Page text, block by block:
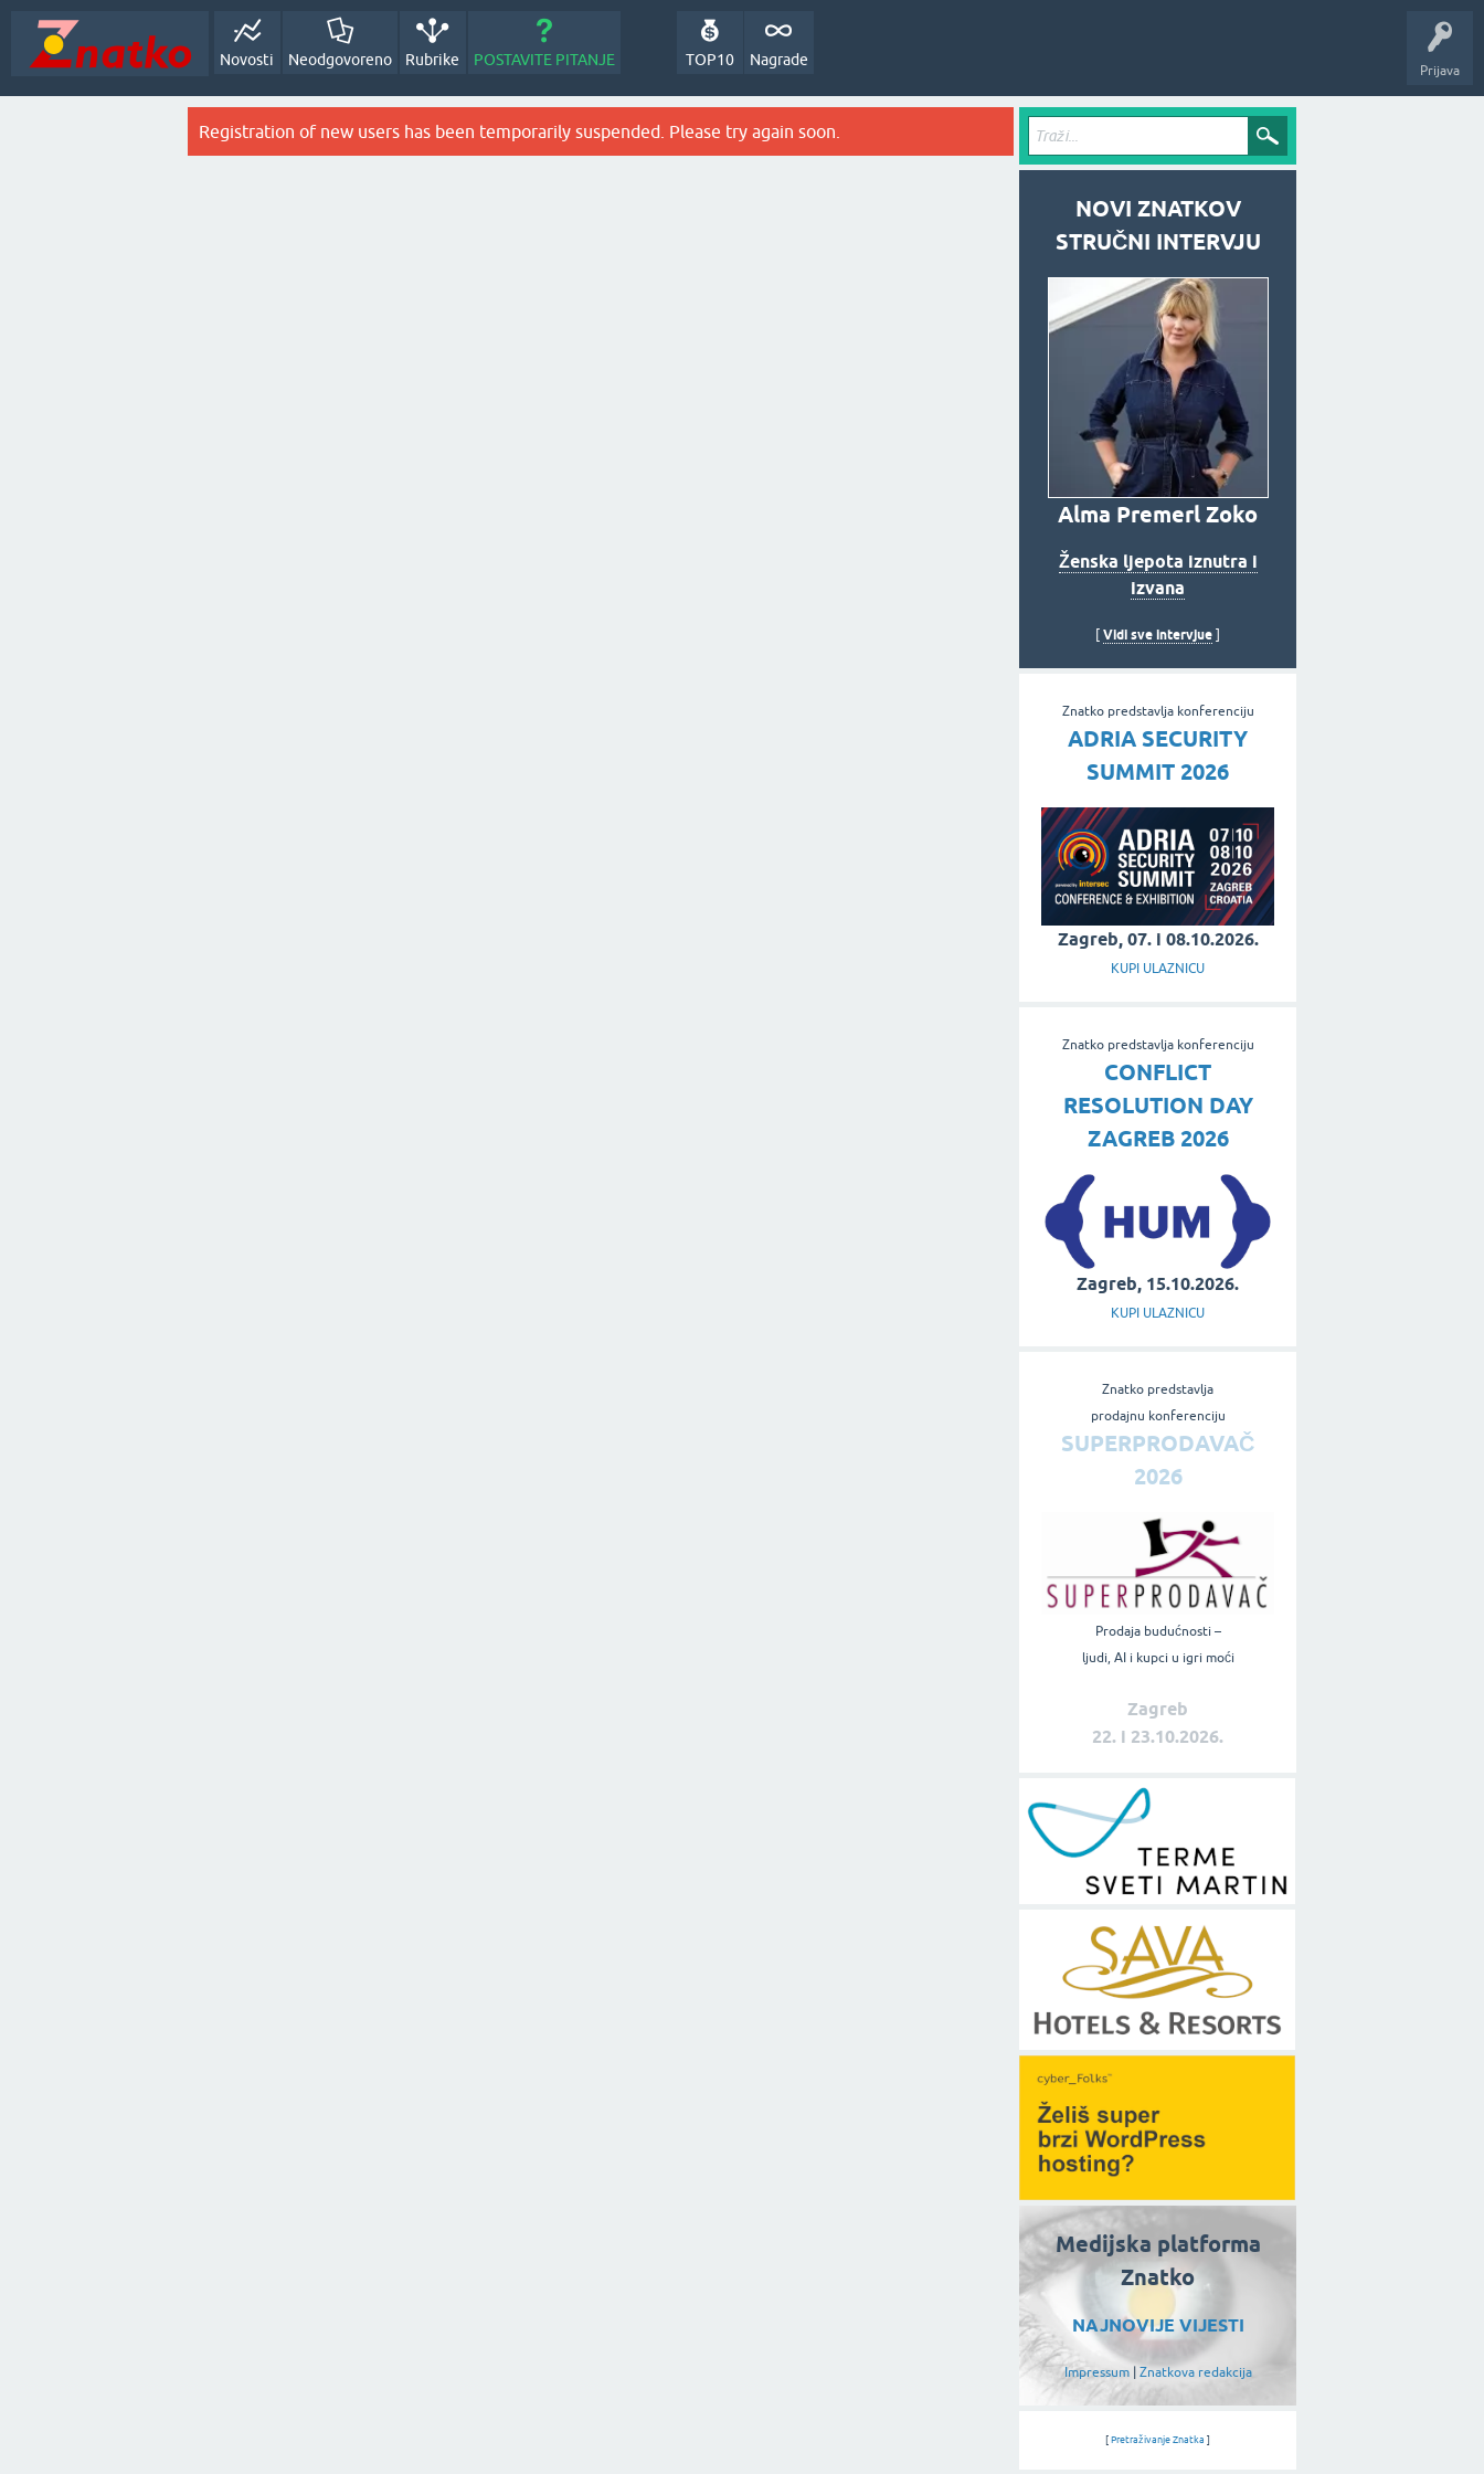
Prijava
Novosti Neodgovoreno Rubrike POSTAVITE PITANJE Nagrade
TOP10
Registration of new users has been temporarily suspended. Please try again soon.
NOVI ZNATKOV
STRUČNI INTERVJU
Alma Premerl Zoko
Ženska ljepota iznutra i
izvana
Vidi sve intervjue
Znatko predstavlja konferenciju
ADRIA SECURITY
SUMMIT 2026
Zagreb, 07. i 08.10.2026.
KUPI ULAZNICU
Znatko predstavlja konferenciju
CONFLICT
RESOLUTION DAY
ZAGREB 2026
Zagreb, 15.10.2026.
KUPI ULAZNICU
Znatko predstavlja
prodajnu konferenciju
SUPERPRODAVAČ
2026
Prodaja budućnosti –
ljudi, AI i kupci u igri moći
Zagreb
22. i 23.10.2026.
Medijska platforma
Znatko
NAJNOVIJE VIJESTI
Impressum| Znatkova redakcija
[ Pretraživanje Znatka ]